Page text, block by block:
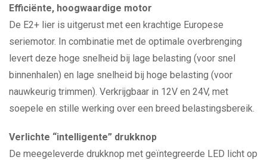
Efficiënte, hoogwaardige motor
De E2+ lier is uitgerust met een krachtige Europese
seriemotor. In combinatie met de optimale overbrenging
levert deze hoge snelheid bij lage belasting (voor snel
binnenhalen) en lage snelheid bij hoge belasting (voor
nauwkeurig trimmen). Verkrijgbaar in 12V en 24V, met
soepele en stille werking over een breed belastingsbereik.
Verlichte “intelligente” drukknop
De meegeleverde drukknop met geïntegreerde LED licht op